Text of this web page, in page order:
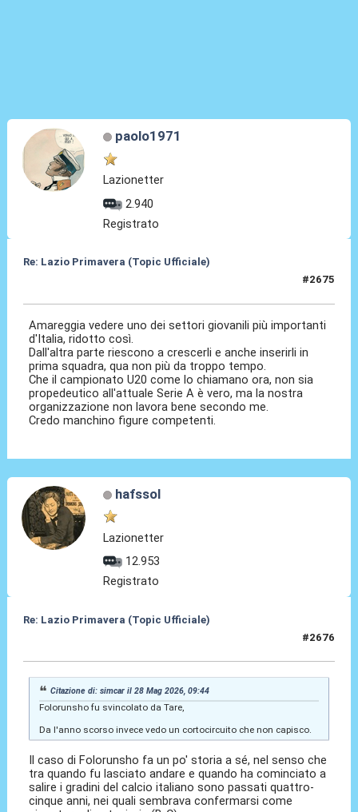
paolo1971
Lazionetter
2.940
Registrato
Re: Lazio Primavera (Topic Ufficiale)
#2675
Amareggia vedere uno dei settori giovanili più importanti
d'Italia, ridotto così.
Dall'altra parte riescono a crescerli e anche inserirli in
prima squadra, qua non più da troppo tempo.
Che il campionato U20 come lo chiamano ora, non sia
propedeutico all'attuale Serie A è vero, ma la nostra
organizzazione non lavora bene secondo me.
Credo manchino figure competenti.
hafssol
Lazionetter
12.953
Registrato
Re: Lazio Primavera (Topic Ufficiale)
#2676
Citazione di: simcar il 28 Mag 2026, 09:44
Folorunsho fu svincolato da Tare,
Da l'anno scorso invece vedo un cortocircuito che non capisco.
Il caso di Folorunsho fa un po' storia a sé, nel senso che
tra quando fu lasciato andare e quando ha cominciato a
salire i gradini del calcio italiano sono passati quattro-
cinque anni, nei quali sembrava confermarsi come